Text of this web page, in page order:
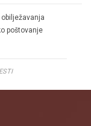
poštovanje